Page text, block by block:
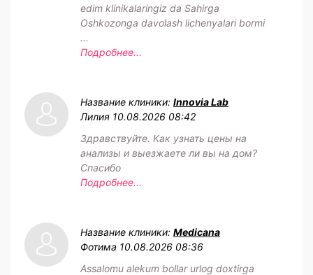
edim klinikalaringiz da Sahirga
Oshkozonga davolash lichenyalari bormi
...
Подробнее...
Название клиники: Innovia Lab
Лилия 10.08.2026 08:42
Здравствуйте. Как узнать цены на
анализы и выезжаете ли вы на дом?
Спасибо
Подробнее...
Название клиники: Medicana
Фотима 10.08.2026 08:36
Assalomu alekum bollar urlog doxtirga